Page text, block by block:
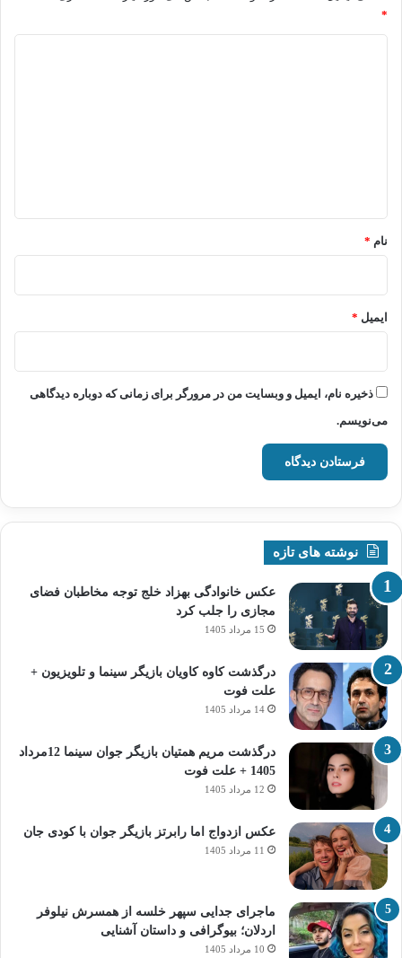
*
نام *
ایمیل *
ذخیره نام، ایمیل و وبسایت من در مرورگر برای زمانی که دوباره دیدگاهی
می‌نویسم.
نوشته های تازه
عکس خانوادگی بهزاد خلج توجه مخاطبان فضای
مجازی را جلب کرد
15 مرداد 1405
درگذشت کاوه کاویان بازیگر سینما و تلویزیون +
علت فوت
14 مرداد 1405
درگذشت مریم همتیان بازیگر جوان سینما 12مرداد
1405 + علت فوت
12 مرداد 1405
عکس ازدواج اما رابرتز بازیگر جوان با کودی جان
11 مرداد 1405
ماجرای جدایی سپهر خلسه از همسرش نیلوفر
اردلان؛ بیوگرافی و داستان آشنایی
10 مرداد 1405